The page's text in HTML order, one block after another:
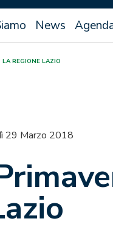
News
REGIONE LAZIO
29 Marzo 2018